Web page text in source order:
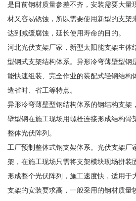
是目前钢材质量参差不齐，安装需要大量
材又容易锈蚀，所以需要使用新型的支架
达到减缓腐蚀，延长使用寿命的目的。
河北光伏支架厂家，新型太阳能支架主体
型钢式支架结构体系。异形冷弯薄壁型钢
能快速组装、完全作业的装配式轻钢结构
造省时、省工等特点。
异形冷弯薄壁型钢结构体系的钢结构支架
壁型钢在施工现场用螺栓连接形成结构骨
整体光伏阵列。
工厂预制整体式钢支架体系。光伏支架厂
架，在施工现场只需将支架模块现场拼装
形成整个光伏阵列，施工速度快，适用于
支架的安装要求高，一般采用的钢材质量